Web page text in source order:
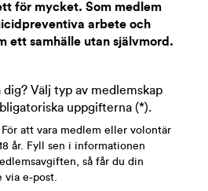
för mycket. Som medlem
arbete och
ett samhälle utan självmord.
Välj typ av medlemskap
uppgifterna (*).
att vara medlem eller volontär
år. Fyll sen i informationen
så får du din
via e-post.